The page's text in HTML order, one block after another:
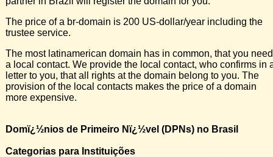
The price of a br-domain is 200 US-dollar/year including the
trustee service.
The most latinamerican domain has in common, that you need
a local contact. We provide the local contact, who confirms in
letter to you, that all rights at the domain belong to you. The
provision of the local contacts makes the price of a domain
more expensive.
Domï¿½nios de Primeiro Nï¿½vel (DPNs) no Brasil
Categorias para Instituições